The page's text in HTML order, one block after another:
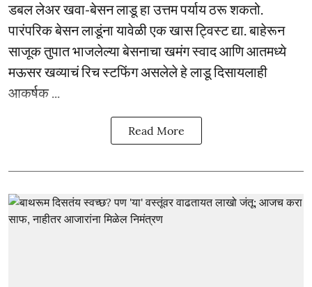
डबल लेअर खवा-बेसन लाडू हा उत्तम पर्याय ठरू शकतो.
पारंपरिक बेसन लाडूंना यावेळी एक खास ट्विस्ट द्या. बाहेरून
साजूक तुपात भाजलेल्या बेसनाचा खमंग स्वाद आणि आतमध्ये
मऊसर खव्याचं रिच स्टफिंग असलेले हे लाडू दिसायलाही
आकर्षक ...
Read More